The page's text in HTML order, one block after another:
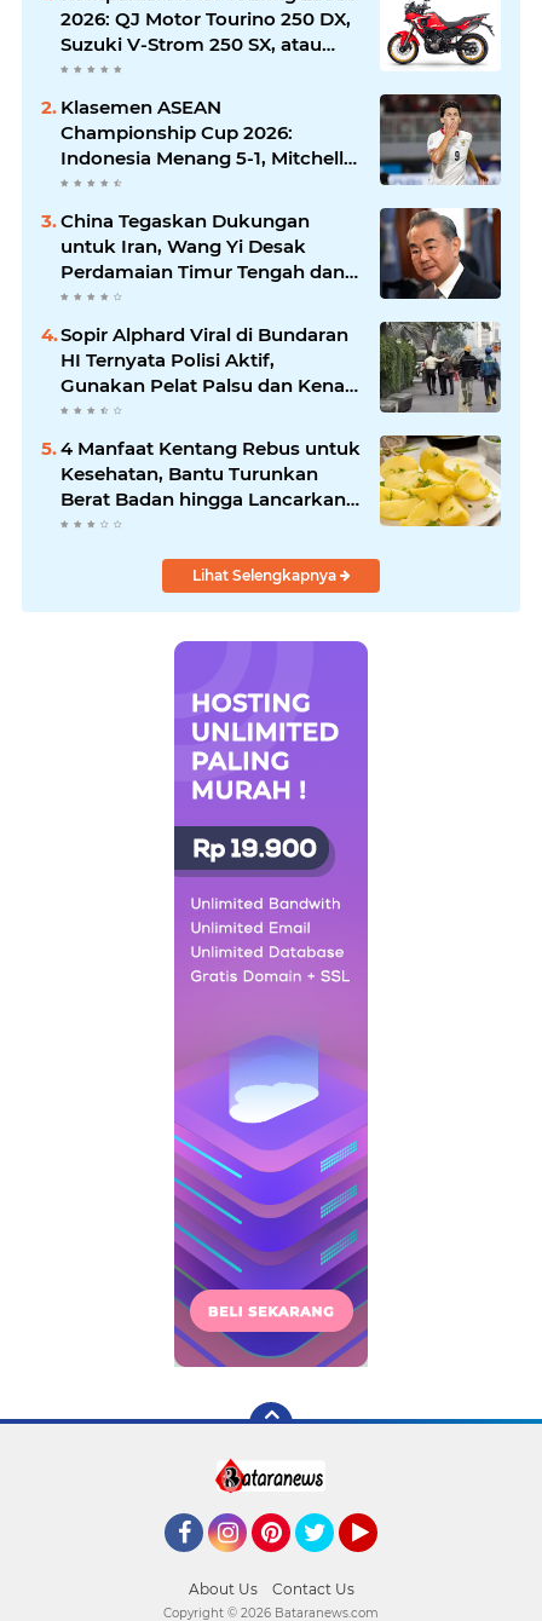
2026: QJ Motor Tourino 250 DX,
Suzuki V-Strom 250 SX, atau
Kawasaki Versys-X 250?
Klasemen ASEAN
Championship Cup 2026:
Indonesia Menang 5-1, Mitchell
Baker Hattrick dan Puncaki Top
Skor
China Tegaskan Dukungan
untuk Iran, Wang Yi Desak
Perdamaian Timur Tengah dan
Soroti Ketegangan dengan AS
Sopir Alphard Viral di Bundaran
HI Ternyata Polisi Aktif,
Gunakan Pelat Palsu dan Kena
Tilang
4 Manfaat Kentang Rebus untuk
Kesehatan, Bantu Turunkan
Berat Badan hingga Lancarkan
Pencernaan
Lihat Selengkapnya
About Us Contact Us
Copyright © 2026 Bataranews.com